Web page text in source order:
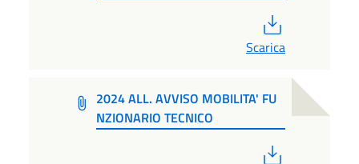
Scarica
2024 ALL. AVVISO MOBILITA' FU
NZIONARIO TECNICO